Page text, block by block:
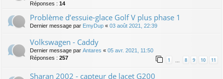
Réponses : 14
Problème d’essuie-glace Golf V plus phase 1
Dernier message par EmyDup « 03 août 2021, 22:39
Volkswagen - Caddy
Dernier message par Antares « 05 avr. 2021, 11:50
Réponses : 257 1 … 8 9 10 11
Sharan 2002 - capteur de lacet G200